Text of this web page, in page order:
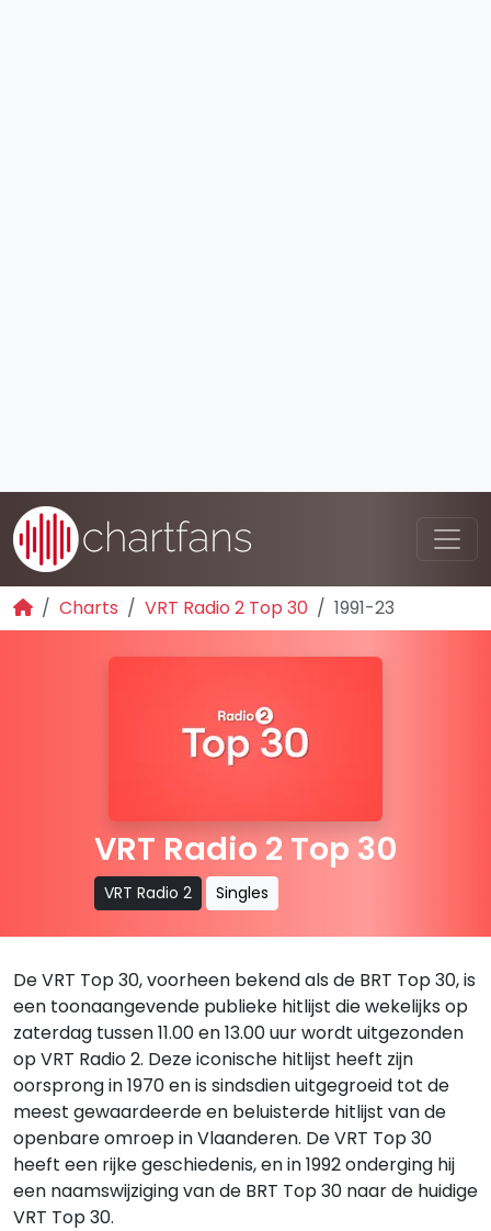
Charts VRT Radio 2 Top 30 1991-23
VRT Radio 2 Top 30
VRT Radio 2 Singles
De VRT Top 30, voorheen bekend als de BRT Top 30, is
een toonaangevende publieke hitlijst die wekelijks op
zaterdag tussen 11.00 en 13.00 uur wordt uitgezonden
op VRT Radio 2. Deze iconische hitlijst heeft zijn
oorsprong in 1970 en is sindsdien uitgegroeid tot de
meest gewaardeerde en beluisterde hitlijst van de
openbare omroep in Vlaanderen. De VRT Top 30
heeft een rijke geschiedenis, en in 1992 onderging hij
een naamswijziging van de BRT Top 30 naar de huidige
VRT Top 30.